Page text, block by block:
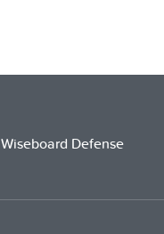
Wiseboard Defense